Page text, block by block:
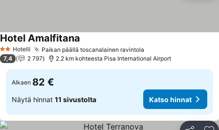
2 Tähtiluokitus
Hotelli Paikan päällä toscanalainen ravintola
Hotel Amalfitana
7,4 2 797 2.2 km kohteesta Pisa International Airport
Alkaen 82 €
Näytä hinnat 11 sivustolta Katso hinnat